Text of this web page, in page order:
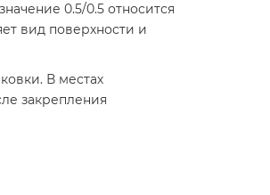
0.5/0.5 относится
вид поверхности и
В местах
закрепления